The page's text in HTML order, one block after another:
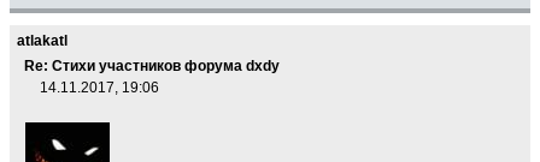
atlakatl
Re: Стихи участников форума dxdy
14.11.2017, 19:06